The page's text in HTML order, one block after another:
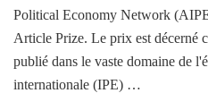
Political Economy Network
Article Prize. Le prix est décerné
publié dans le vaste domaine de
internationale (IPE) …